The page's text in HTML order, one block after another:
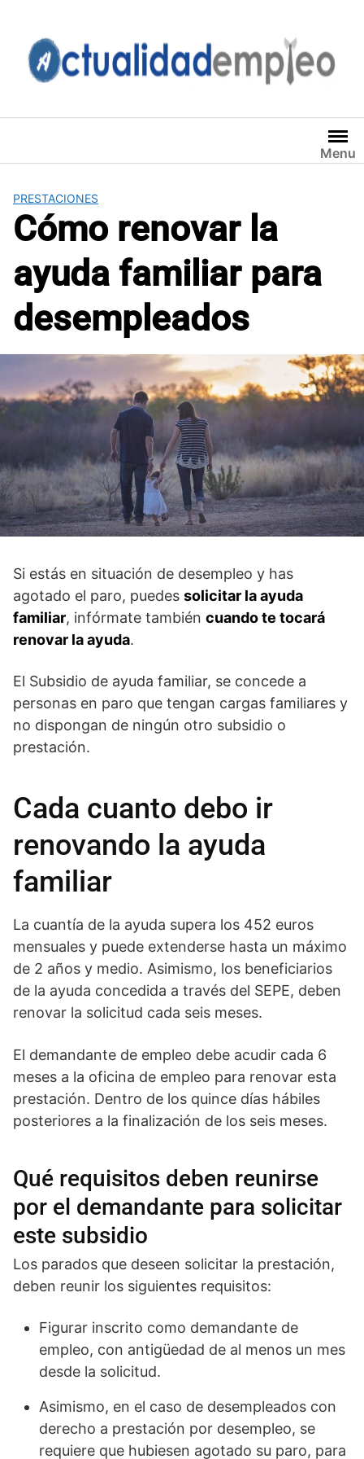
contenido
Menu
PRESTACIONES
Cómo renovar la
ayuda familiar para
desempleados
Si estás en situación de desempleo y has
agotado el paro, puedes solicitar la ayuda
familiar, infórmate también cuando te tocará
renovar la ayuda.
El Subsidio de ayuda familiar, se concede a
personas en paro que tengan cargas familiares y
no dispongan de ningún otro subsidio o
prestación.
Cada cuanto debo ir
renovando la ayuda
familiar
La cuantía de la ayuda supera los 452 euros
mensuales y puede extenderse hasta un máximo
de 2 años y medio. Asimismo, los beneficiarios
de la ayuda concedida a través del SEPE, deben
renovar la solicitud cada seis meses.
El demandante de empleo debe acudir cada 6
meses a la oficina de empleo para renovar esta
prestación. Dentro de los quince días hábiles
posteriores a la finalización de los seis meses.
Qué requisitos deben reunirse
por el demandante para solicitar
este subsidio
Los parados que deseen solicitar la prestación,
deben reunir los siguientes requisitos:
Figurar inscrito como demandante de
empleo, con antigüedad de al menos un mes
desde la solicitud.
Asimismo, en el caso de desempleados con
derecho a prestación por desempleo, se
requiere que hubiesen agotado su paro, para